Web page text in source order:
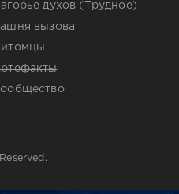
духов (Трудное)
вызова